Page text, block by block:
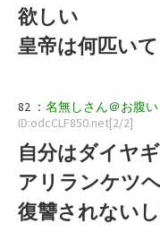
欲しい
皇帝は何匹い
82 ： 名無しさん＠お腹い
ID:odcCLF850.net[2/2]
自分はダイヤ
アリランケツ
復讐されない